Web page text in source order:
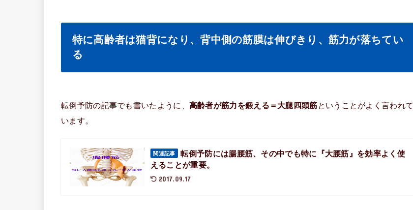
特に高齢者は猫背になり、背中側の筋膜は伸びきり、筋力が落ちてい
る
転倒予防の記事でも書いたように、 高齢者が筋力を鍛える＝大腿四頭筋 ということがよく言われて
います。
関連記事
転倒予防には腸腰筋、その中でも特に『大腰筋』を効率よく使
えることが重要。
2017.09.17